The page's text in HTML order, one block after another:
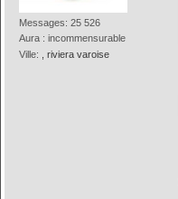
Messages: 25 526
Aura : incommensurable
Ville:
, riviera varoise